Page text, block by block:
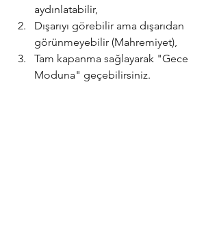
aydınlatabilir,
Dışarıyı görebilir ama dışarıdan
görünmeyebilir (Mahremiyet),
Tam kapanma sağlayarak "Gece
Moduna" geçebilirsiniz.